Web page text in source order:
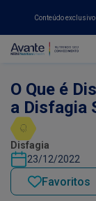
Conteúdo
O Que é
a Disfagia
Disfagia
23/12/2022
Favoritos